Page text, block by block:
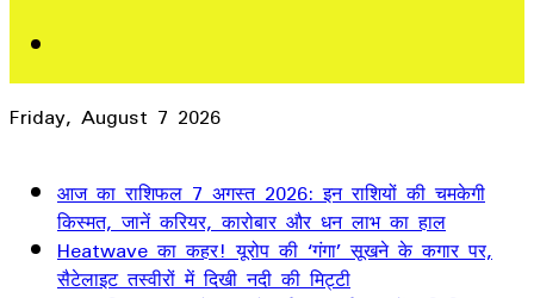
Friday, August 7 2026
आज का राशिफल 7 अगस्त 2026: इन राशियों की चमकेगी
किस्मत, जानें करियर, कारोबार और धन लाभ का हाल
Heatwave का कहर! यूरोप की ‘गंगा’ सूखने के कगार पर,
सैटेलाइट तस्वीरों में दिखी नदी की मिट्टी